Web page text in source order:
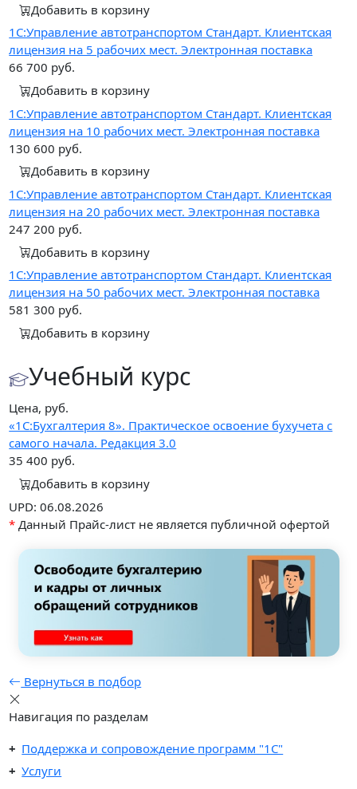
Добавить в корзину
1С:Управление автотранспортом Стандарт. Клиентская
лицензия на 5 рабочих мест. Электронная поставка
66 700 руб.
Добавить в корзину
1С:Управление автотранспортом Стандарт. Клиентская
лицензия на 10 рабочих мест. Электронная поставка
130 600 руб.
Добавить в корзину
1С:Управление автотранспортом Стандарт. Клиентская
лицензия на 20 рабочих мест. Электронная поставка
247 200 руб.
Добавить в корзину
1С:Управление автотранспортом Стандарт. Клиентская
лицензия на 50 рабочих мест. Электронная поставка
581 300 руб.
Добавить в корзину
Учебный курс
Цена, руб.
«1С:Бухгалтерия 8». Практическое освоение бухучета с
самого начала. Редакция 3.0
35 400 руб.
Добавить в корзину
UPD: 06.08.2026
* Данный Прайс-лист не является публичной офертой
Вернуться в подбор
Навигация по разделам
Поддержка и сопровождение программ "1С"
Услуги